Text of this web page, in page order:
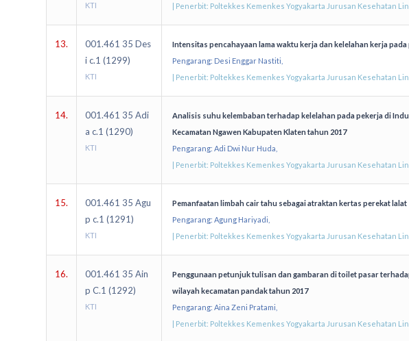
KTI
| Penerbit: Poltekkes Kemenkes Yogyakarta Jurusan Kesehatan
13.
001.461 35 Des
i c.1 (1299)
KTI
Intensitas pencahayaan lama waktu kerja dan kelelahan kerja
Pengarang: Desi Enggar Nastiti,
| Penerbit: Poltekkes Kemenkes Yogyakarta Jurusan Kesehatan
14.
001.461 35 Adi
a c.1 (1290)
KTI
Analisis suhu kelembaban terhadap kelelahan pada pekerja di
Kecamatan Ngawen Kabupaten Klaten tahun 2017
Pengarang: Adi Dwi Nur Huda,
| Penerbit: Poltekkes Kemenkes Yogyakarta Jurusan Kesehatan
15.
001.461 35 Agu
p c.1 (1291)
KTI
Pemanfaatan limbah cair tahu sebagai atraktan kertas perekat lalat
Pengarang: Agung Hariyadi,
| Penerbit: Poltekkes Kemenkes Yogyakarta Jurusan Kesehatan
16.
001.461 35 Ain
p C.1 (1292)
KTI
Penggunaan petunjuk tulisan dan gambaran di toilet pasar
wilayah kecamatan pandak tahun 2017
Pengarang: Aina Zeni Pratami,
| Penerbit: Poltekkes Kemenkes Yogyakarta Jurusan Kesehatan